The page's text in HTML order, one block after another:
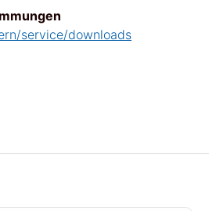
service/downloads